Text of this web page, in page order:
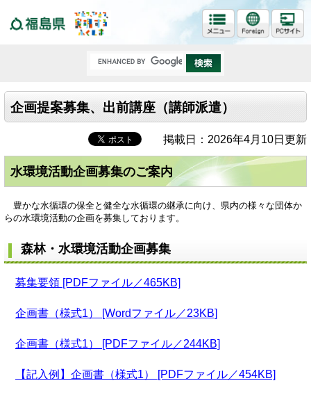
企画提案募集、出前講座（講師派遣）
掲載日：2026年4月10日更新
水環境活動企画募集のご案内
豊かな水循環の保全と健全な水循環の継承に向け、県内の様々な団体か
らの水環境活動の企画を募集しております。
森林・水環境活動企画募集
募集要領 [PDFファイル／465KB]
企画書（様式1） [Wordファイル／23KB]
企画書（様式1） [PDFファイル／244KB]
【記入例】企画書（様式1） [PDFファイル／454KB]